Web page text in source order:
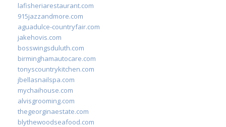
lafisheriarestaurant.com
915jazzandmore.com
aguadulce-countryfair.com
jakehovis.com
bosswingsduluth.com
birminghamautocare.com
tonyscountrykitchen.com
jbellasnailspa.com
mychaihouse.com
alvisgrooming.com
thegeorginaestate.com
blythewoodseafood.com